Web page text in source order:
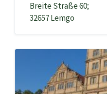
Breite Straße 60;
32657 Lemgo